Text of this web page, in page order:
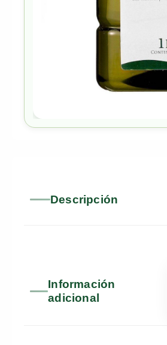
Descripción
Información
adicional